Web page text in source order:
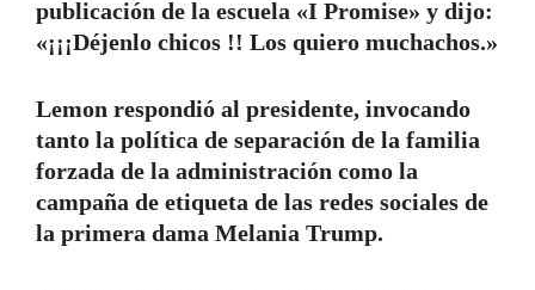
publicación de la escuela «I Promise» y dijo:
«¡¡¡Déjenlo chicos !! Los quiero muchachos.»
Lemon respondió al presidente, invocando
tanto la política de separación de la familia
forzada de la administración como la
campaña de etiqueta de las redes sociales de
la primera dama Melania Trump.